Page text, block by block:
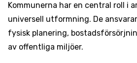
Kommunerna har en central roll i
universell utformning. De
fysisk planering,
av offentliga miljöer.